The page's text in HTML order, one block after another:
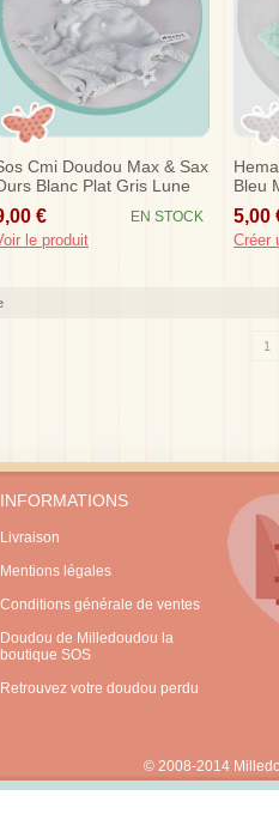
Cmi Doudou Max & Sax
Blanc Plat Gris Lune
€ EN STOCK
le produit
Bleu
5,00
Créer
1
INFORMATIONS
Livraison
Mentions légales
Conditions générale de ventes
Doudou de Milledoudou la
boutique SOS
Retrouvez votre doudou perdu
© 2008-2014